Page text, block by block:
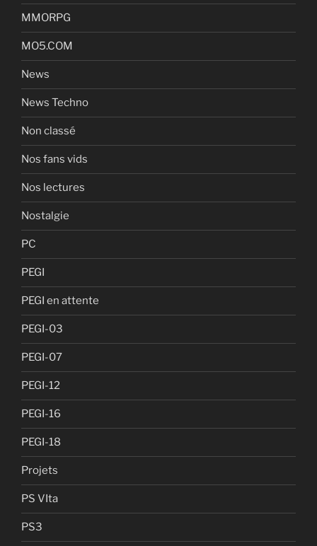
MMORPG
MO5.COM
News
News Techno
Non classé
Nos fans vids
Nos lectures
Nostalgie
PC
PEGI
PEGI en attente
PEGI-03
PEGI-07
PEGI-12
PEGI-16
PEGI-18
Projets
PS VIta
PS3